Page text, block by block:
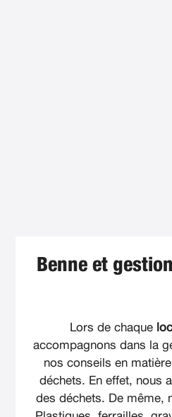
Benne et
Lors de chaque
accompagnons dans la
nos conseils en
déchets. En effet, nous
des déchets. De même,